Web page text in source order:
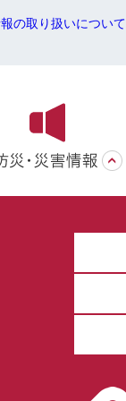
の取り扱いについて